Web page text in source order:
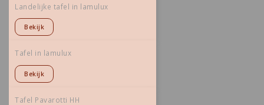
Landelijke tafel in lamulux
Bekijk
Tafel in lamulux
Bekijk
Tafel Pavarotti HH